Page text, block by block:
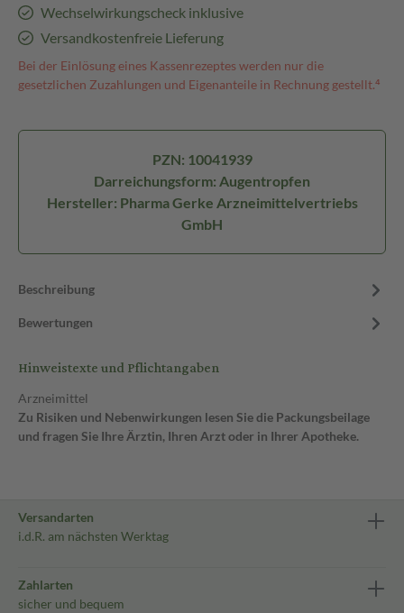
Wechselwirkungscheck inklusive
Versandkostenfreie Lieferung
Bei der Einlösung eines Kassenrezeptes werden nur die
gesetzlichen Zuzahlungen und Eigenanteile in Rechnung gestellt.⁴
PZN: 10041939
Darreichungsform: Augentropfen
Hersteller: Pharma Gerke Arzneimittelvertriebs
GmbH
Beschreibung
Bewertungen
Hinweistexte und Pflichtangaben
Arzneimittel
Zu Risiken und Nebenwirkungen lesen Sie die Packungsbeilage
und fragen Sie Ihre Ärztin, Ihren Arzt oder in Ihrer Apotheke.
Versandarten
i.d.R. am nächsten Werktag
Zahlarten
sicher und bequem